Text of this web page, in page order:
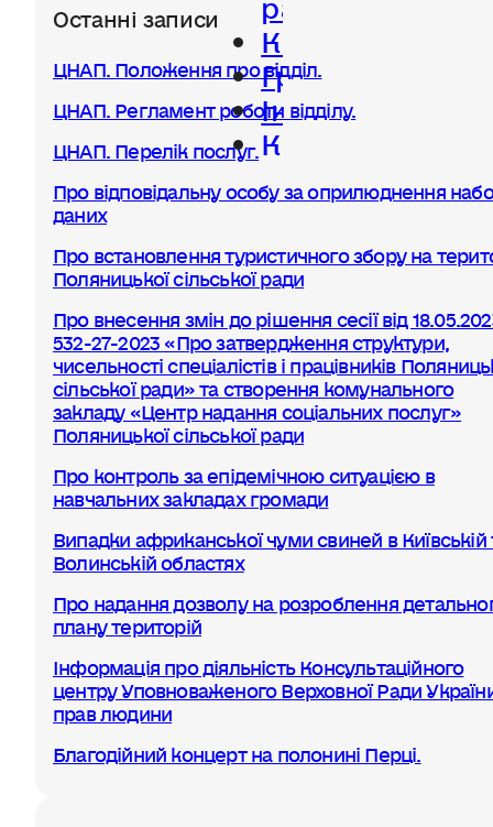
Керівництво
Громада
Інвестиції
Контакти
Останні записи
ЦНАП. Положення про відділ.
ЦНАП. Регламент роботи відділу.
ЦНАП. Перелік послуг.
Про відповідальну особу за оприлюднення
даних
Про встановлення туристичного збору на
Поляницької сільської ради
Про внесення змін до рішення сесії від
532-27-2023 «Про затвердження структури,
чисельності спеціалістів і працівників
сільської ради» та створення комунального
закладу «Центр надання соціальних послуг»
Поляницької сільської ради
Про контроль за епідемічною ситуацією в
навчальних закладах громади
Випадки африканської чуми свиней в Київській
Волинській областях
Про надання дозволу на розроблення
плану територій
Інформація про діяльність Консультаційного
центру Уповноваженого Верховної Ради
прав людини
Благодійний концерт на полонині Перці.